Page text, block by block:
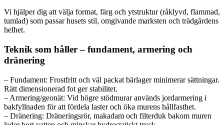
Vi hjälper dig att välja format, färg och ytstruktur (råklyvd, flammad,
tumlad) som passar husets stil, omgivande marksten och trädgårdens
helhet.
Teknik som håller – fundament, armering och
dränering
– Fundament: Frostfritt och väl packat bärlager minimerar sättningar.
Rätt dimensionerad fot ger stabilitet.
– Armering/geonät: Vid högre stödmurar används jordarmering i
bakfyllnaden för att fördela laster och öka murens hållfasthet.
– Dränering: Dräneringsrör, makadam och filterduk bakom muren